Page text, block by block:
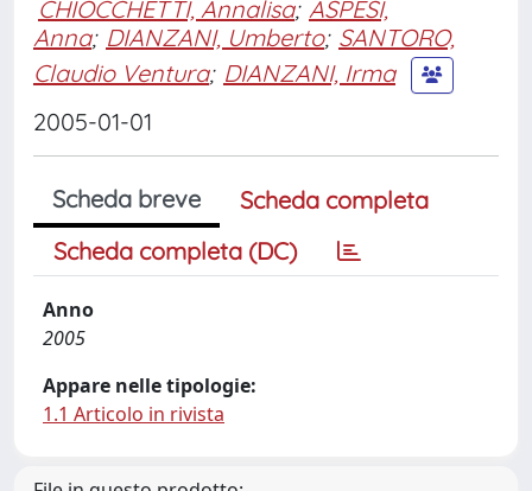
CHIOCCHETTI, Annalisa; ASPESI,
Anna; DIANZANI, Umberto; SANTORO,
Claudio Ventura; DIANZANI, Irma
2005-01-01
Scheda breve
Scheda completa
Scheda completa (DC)
Anno
2005
Appare nelle tipologie:
1.1 Articolo in rivista